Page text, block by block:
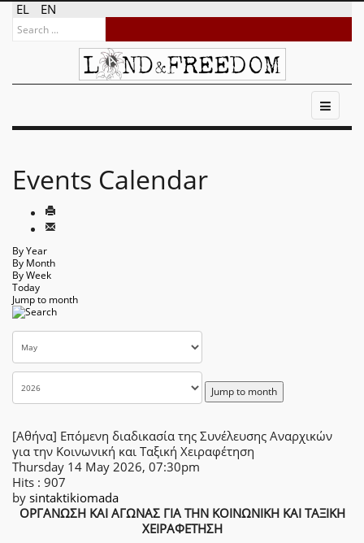
EL EN
Events Calendar
By Year
By Month
By Week
Today
Jump to month
Jump to month
[Αθήνα] Επόμενη διαδικασία της Συνέλευσης Αναρχικών
για την Κοινωνική και Ταξική Χειραφέτηση
Thursday 14 May 2026, 07:30pm
Hits : 907
by sintaktikiomada
ΟΡΓΑΝΩΣΗ ΚΑΙ ΑΓΩΝΑΣ ΓΙΑ ΤΗΝ ΚΟΙΝΩΝΙΚΗ ΚΑΙ ΤΑΞΙΚΗ
ΧΕΙΡΑΦΕΤΗΣΗ